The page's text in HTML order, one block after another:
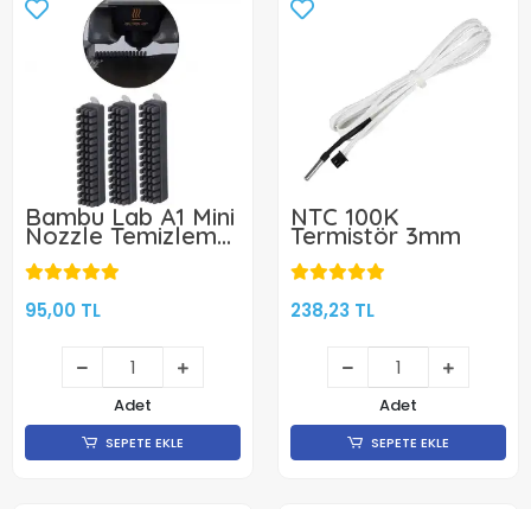
Bambu Lab A1 Mini
Nozzle Temizleme
Silikonu-1 Adet
95,00 TL
Adet
SEPETE EKLE
NTC 100K
Termistör 3mm
238,23 TL
Adet
SEPETE EKLE